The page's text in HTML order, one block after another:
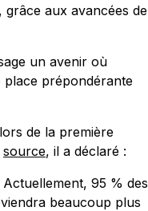
grâce aux avancées de
un avenir où
place prépondérante
de la première
source, il a déclaré :
95 % des
beaucoup plus